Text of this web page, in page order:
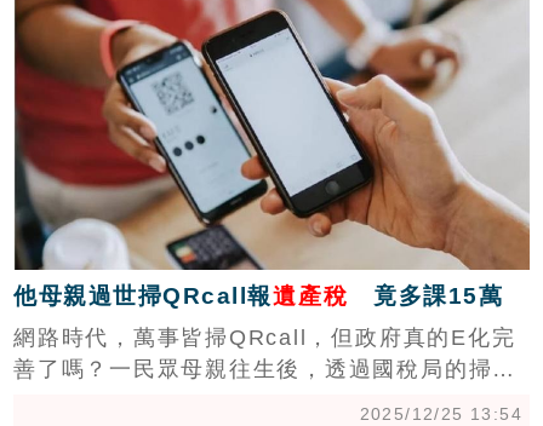
億元，再度寫下史上同期新高紀錄，年增率高達
53.1%。（陳韋帆）
他母親過世掃QRcall報遺產稅 竟多課15萬
網路時代，萬事皆掃QRcall，但政府真的E化完
善了嗎？一民眾母親往生後，透過國稅局的掃
2025/12/25 13:54